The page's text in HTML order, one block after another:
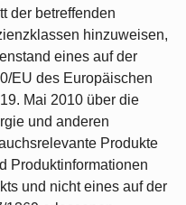
der betreffenden
hinzuweisen,
eines auf der
EU des Europäischen
Mai 2010 über die
und anderen
Produkte
Produktinformationen
und nicht eines auf der